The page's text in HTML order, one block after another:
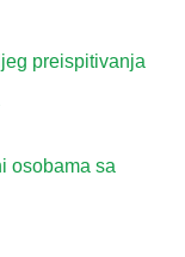
preispitivanja
osobama sa